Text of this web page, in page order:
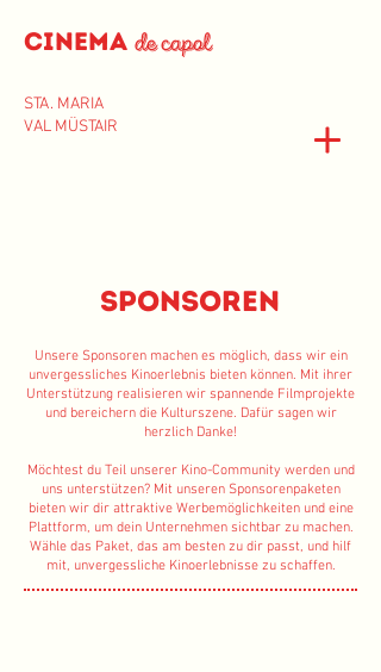
Cinema de capol
STA. MARIA
VAL MÜSTAIR
Sponsoren
Unsere Sponsoren machen es möglich, dass wir ein
unvergessliches Kinoerlebnis bieten können. Mit ihrer
Unterstützung realisieren wir spannende Filmprojekte
und bereichern die Kulturszene. Dafür sagen wir
herzlich Danke!
​Möchtest du Teil unserer Kino-Community werden und
uns unterstützen? Mit unseren Sponsorenpaketen
bieten wir dir attraktive Werbemöglichkeiten und eine
Plattform, um dein Unternehmen sichtbar zu machen.
Wähle das Paket, das am besten zu dir passt, und hilf
mit, unvergessliche Kinoerlebnisse zu schaffen.